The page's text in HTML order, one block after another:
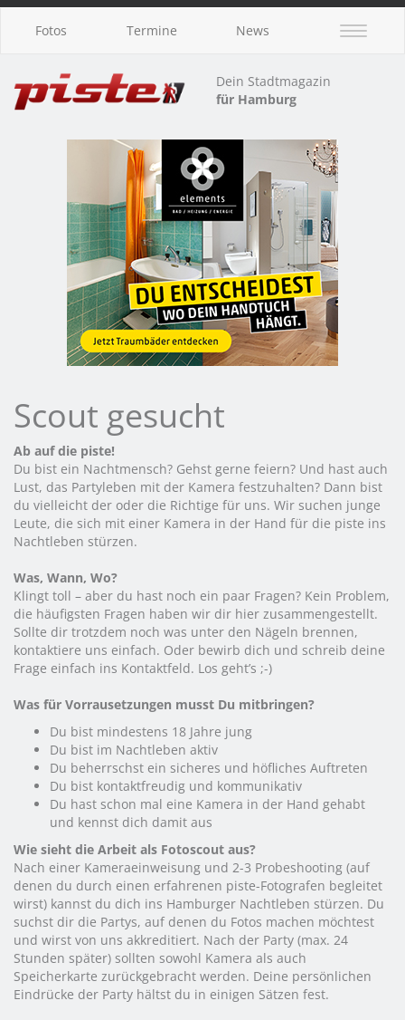
Fotos Termine News
Dein Stadtmagazin
für Hamburg
Scout gesucht
Ab auf die piste!
Du bist ein Nachtmensch? Gehst gerne feiern? Und hast auch
Lust, das Partyleben mit der Kamera festzuhalten? Dann bist
du vielleicht der oder die Richtige für uns. Wir suchen junge
Leute, die sich mit einer Kamera in der Hand für die piste ins
Nachtleben stürzen.
Was, Wann, Wo?
Klingt toll – aber du hast noch ein paar Fragen? Kein Problem,
die häufigsten Fragen haben wir dir hier zusammengestellt.
Sollte dir trotzdem noch was unter den Nägeln brennen,
kontaktiere uns einfach. Oder bewirb dich und schreib deine
Frage einfach ins Kontaktfeld. Los geht’s ;-)
Was für Vorrausetzungen musst Du mitbringen?
Du bist mindestens 18 Jahre jung
Du bist im Nachtleben aktiv
Du beherrschst ein sicheres und höfliches Auftreten
Du bist kontaktfreudig und kommunikativ
Du hast schon mal eine Kamera in der Hand gehabt
und kennst dich damit aus
Wie sieht die Arbeit als Fotoscout aus?
Nach einer Kameraeinweisung und 2-3 Probeshooting (auf
denen du durch einen erfahrenen piste-Fotografen begleitet
wirst) kannst du dich ins Hamburger Nachtleben stürzen. Du
suchst dir die Partys, auf denen du Fotos machen möchtest
und wirst von uns akkreditiert. Nach der Party (max. 24
Stunden später) sollten sowohl Kamera als auch
Speicherkarte zurückgebracht werden. Deine persönlichen
Eindrücke der Party hältst du in einigen Sätzen fest.